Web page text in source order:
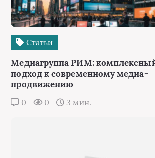
Статьи
Медиагруппа РИМ:
подход к современному медиа-
продвижению
0 0 3 мин.